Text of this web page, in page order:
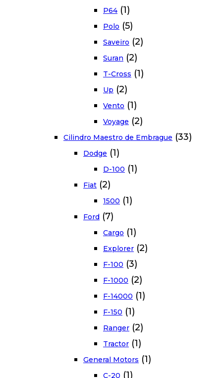
P64 (1)
Polo (5)
Saveiro (2)
Suran (2)
T-Cross (1)
Up (2)
Vento (1)
Voyage (2)
Cilindro Maestro de Embrague (33)
Dodge (1)
D-100 (1)
Fiat (2)
1500 (1)
Ford (7)
Cargo (1)
Explorer (2)
F-100 (3)
F-1000 (2)
F-14000 (1)
F-150 (1)
Ranger (2)
Tractor (1)
General Motors (1)
C-20 (1)